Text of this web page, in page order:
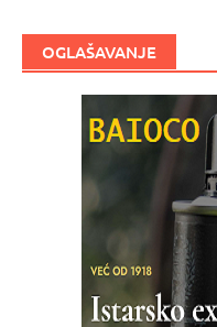
OGLAŠAVANJE